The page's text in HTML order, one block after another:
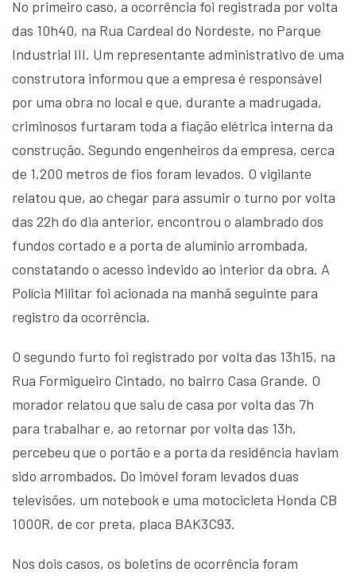
No primeiro caso, a ocorrência foi registrada por volta
das 10h40, na Rua Cardeal do Nordeste, no Parque
Industrial III. Um representante administrativo de uma
construtora informou que a empresa é responsável
por uma obra no local e que, durante a madrugada,
criminosos furtaram toda a fiação elétrica interna da
construção. Segundo engenheiros da empresa, cerca
de 1.200 metros de fios foram levados. O vigilante
relatou que, ao chegar para assumir o turno por volta
das 22h do dia anterior, encontrou o alambrado dos
fundos cortado e a porta de alumínio arrombada,
constatando o acesso indevido ao interior da obra. A
Polícia Militar foi acionada na manhã seguinte para
registro da ocorrência.
O segundo furto foi registrado por volta das 13h15, na
Rua Formigueiro Cintado, no bairro Casa Grande. O
morador relatou que saiu de casa por volta das 7h
para trabalhar e, ao retornar por volta das 13h,
percebeu que o portão e a porta da residência haviam
sido arrombados. Do imóvel foram levados duas
televisões, um notebook e uma motocicleta Honda CB
1000R, de cor preta, placa BAK3C93.
Nos dois casos, os boletins de ocorrência foram